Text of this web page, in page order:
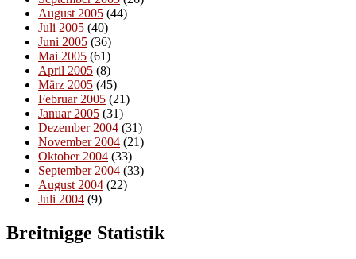
August 2005 (44)
Juli 2005 (40)
Juni 2005 (36)
Mai 2005 (61)
April 2005 (8)
März 2005 (45)
Februar 2005 (21)
Januar 2005 (31)
Dezember 2004 (31)
November 2004 (21)
Oktober 2004 (33)
September 2004 (33)
August 2004 (22)
Juli 2004 (9)
Breitnigge Statistik